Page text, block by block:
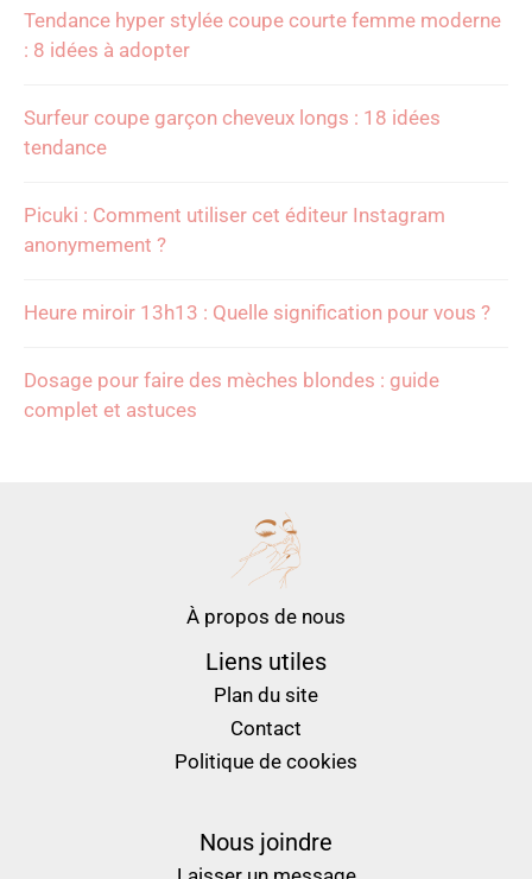
Tendance hyper stylée coupe courte femme moderne
: 8 idées à adopter
Surfeur coupe garçon cheveux longs : 18 idées
tendance
Picuki : Comment utiliser cet éditeur Instagram
anonymement ?
Heure miroir 13h13 : Quelle signification pour vous ?
Dosage pour faire des mèches blondes : guide
complet et astuces
À propos de nous
Liens utiles
Plan du site
Contact
Politique de cookies
Nous joindre